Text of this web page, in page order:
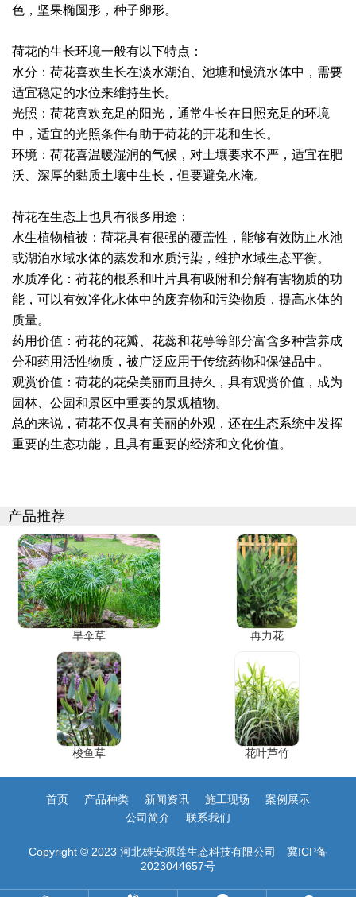
色，坚果椭圆形，种子卵形。
荷花的生长环境一般有以下特点：
水分：荷花喜欢生长在淡水湖泊、池塘和慢流水体中，需要
适宜稳定的水位来维持生长。
光照：荷花喜欢充足的阳光，通常生长在日照充足的环境
中，适宜的光照条件有助于荷花的开花和生长。
环境：荷花喜温暖湿润的气候，对土壤要求不严，适宜在肥
沃、深厚的黏质土壤中生长，但要避免水淹。
荷花在生态上也具有很多用途：
水生植物植被：荷花具有很强的覆盖性，能够有效防止水池
或湖泊水域水体的蒸发和水质污染，维护水域生态平衡。
水质净化：荷花的根系和叶片具有吸附和分解有害物质的功
能，可以有效净化水体中的废弃物和污染物质，提高水体的
质量。
药用价值：荷花的花瓣、花蕊和花萼等部分富含多种营养成
分和药用活性物质，被广泛应用于传统药物和保健品中。
观赏价值：荷花的花朵美丽而且持久，具有观赏价值，成为
园林、公园和景区中重要的景观植物。
总的来说，荷花不仅具有美丽的外观，还在生态系统中发挥
重要的生态功能，且具有重要的经济和文化价值。
产品推荐
旱伞草 再力花
梭鱼草 花叶芦竹
首页 产品种类 新闻资讯 施工现场
案例展示
公司简介
联系我们
Copyright © 2023 河北雄安源莲生态科技有限公司 冀ICP备
2023044657号